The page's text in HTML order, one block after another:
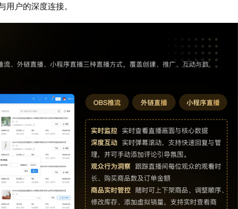
户的深度连接。